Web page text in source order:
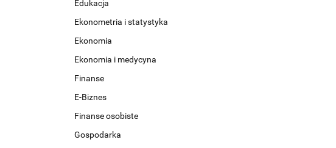
Edukacja
Ekonometria i statystyka
Ekonomia
Ekonomia i medycyna
Finanse
E-Biznes
Finanse osobiste
Gospodarka